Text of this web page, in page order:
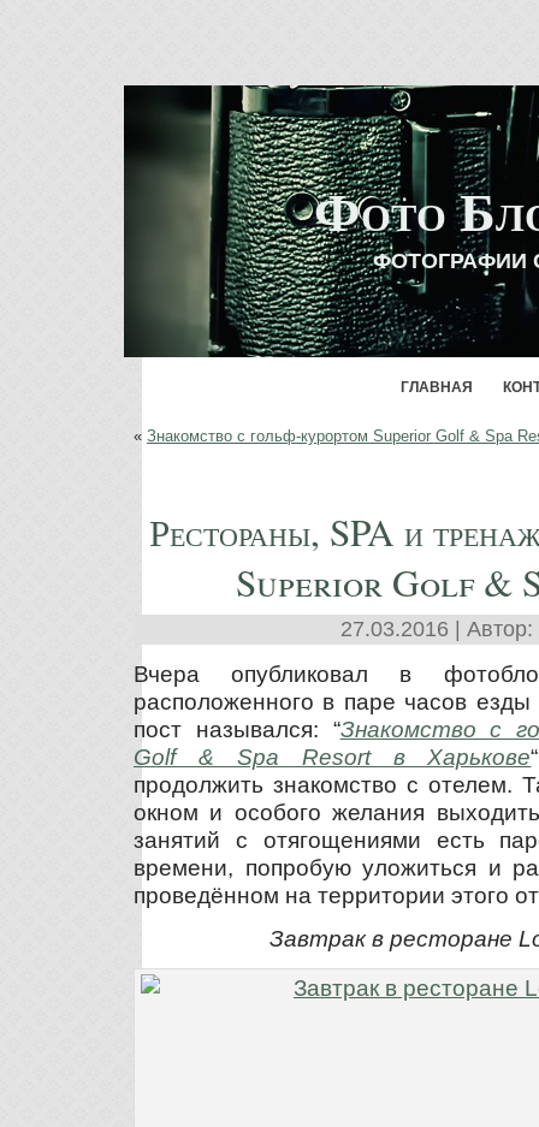
Фото
ФОТОГРАФИИ
ГЛАВНАЯ
« Знакомство с гольф-курортом Superior Golf & Spa
Рестораны, SPA и
Superior Golf &
27.03.2016 | Автор:
Вчера опубликовал в
расположенного в паре часов
пост назывался: “Знакомство с
Golf & Spa Resort в Харькове
продолжить знакомство с отелем.
окном и особого желания
занятий с отягощениями есть
времени, попробую уложиться и
проведённом на территории этого
Завтрак в ресторане